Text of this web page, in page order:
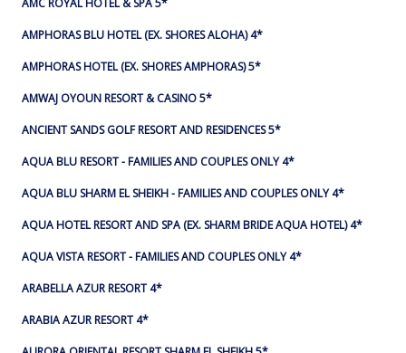
AMC ROYAL HOTEL & SPA 5*
AMPHORAS BLU HOTEL (EX. SHORES ALOHA) 4*
AMPHORAS HOTEL (EX. SHORES AMPHORAS) 5*
AMWAJ OYOUN RESORT & CASINO 5*
ANCIENT SANDS GOLF RESORT AND RESIDENCES 5*
AQUA BLU RESORT - FAMILIES AND COUPLES ONLY 4*
AQUA BLU SHARM EL SHEIKH - FAMILIES AND COUPLES ONLY 4*
AQUA HOTEL RESORT AND SPA (EX. SHARM BRIDE AQUA HOTEL) 4*
AQUA VISTA RESORT - FAMILIES AND COUPLES ONLY 4*
ARABELLA AZUR RESORT 4*
ARABIA AZUR RESORT 4*